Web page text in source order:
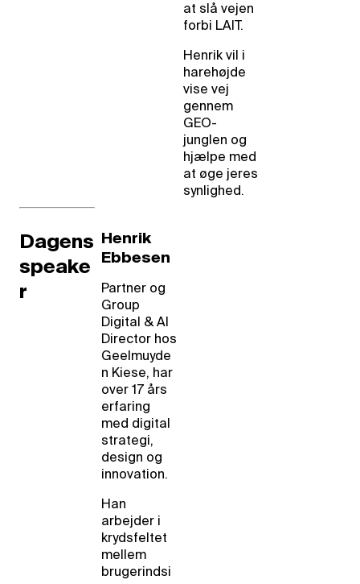
at slå vejen
forbi LAIT.
Henrik vil i
harehøjde
vise vej
gennem
GEO-
junglen og
hjælpe med
at øge jeres
synlighed.
Dagens
speake
r
Henrik
Ebbesen
Partner og
Group
Digital & AI
Director hos
Geelmuyde
n Kiese, har
over 17 års
erfaring
med digital
strategi,
design og
innovation.
Han
arbejder i
krydsfeltet
mellem
brugerindsi